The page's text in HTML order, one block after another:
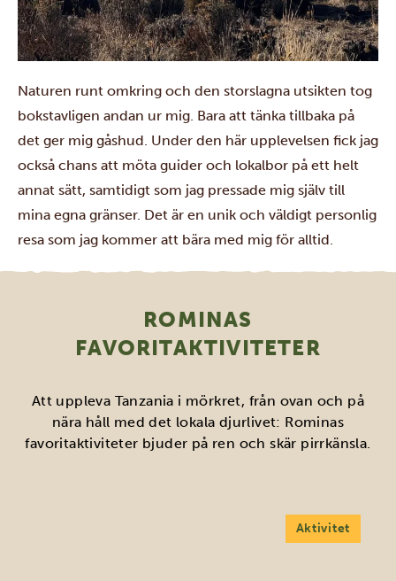
Naturen runt omkring och den storslagna utsikten tog
bokstavligen andan ur mig. Bara att tänka tillbaka på
det ger mig gåshud. Under den här upplevelsen fick jag
också chans att möta guider och lokalbor på ett helt
annat sätt, samtidigt som jag pressade mig själv till
mina egna gränser. Det är en unik och väldigt personlig
resa som jag kommer att bära med mig för alltid.
ROMINAS
FAVORITAKTIVITETER
Att uppleva Tanzania i mörkret, från ovan och på
nära håll med det lokala djurlivet: Rominas
favoritaktiviteter bjuder på ren och skär pirrkänsla.
Aktivitet